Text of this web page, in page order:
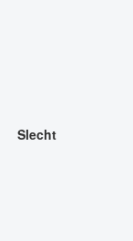
Slecht